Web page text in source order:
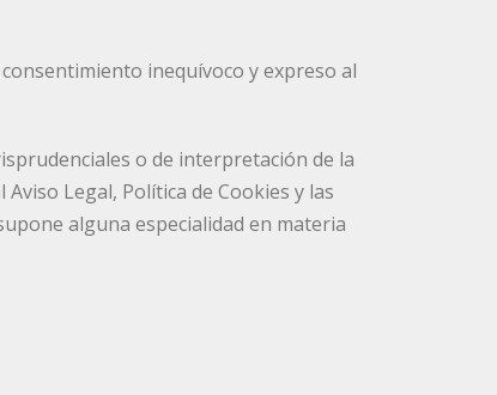
inequívoco y expreso al
o de interpretación de la
Legal, Política de Cookies y las
alguna especialidad en materia